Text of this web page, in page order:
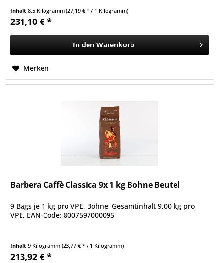
Inhalt8.5 Kilogramm(27,19 € * / 1 Kilogramm)
231,10 € *
In den Warenkorb
Merken
Barbera Caffè Classica 9x 1 kg Bohne Beutel
9 Bags je 1 kg pro VPE, Bohne, Gesamtinhalt 9,00 kg pro
VPE, EAN-Code: 8007597000095
Inhalt9 Kilogramm(23,77 € * / 1 Kilogramm)
213,92 € *